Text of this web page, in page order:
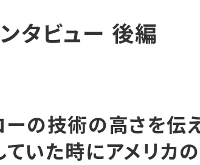
タビュー 後編
ーの技術の高さを伝
いた時にアメリカ